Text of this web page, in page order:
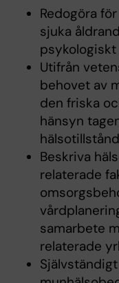
Redogöra
sjuka
Utifrån
behovet av
den friska
hänsyn
Beskriva
relaterade
samarbete
relaterade